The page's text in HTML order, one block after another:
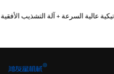
آلة